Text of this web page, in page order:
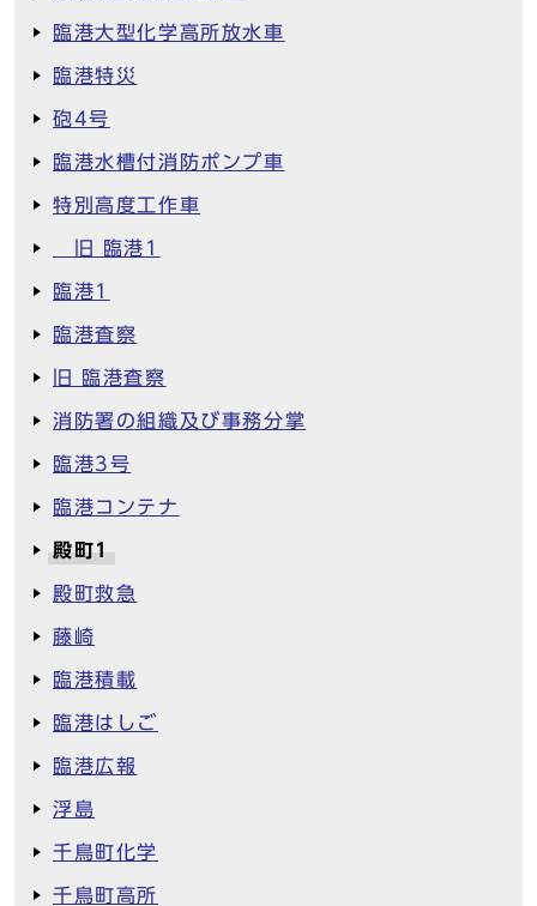
臨港大型化学高所放水車
臨港特災
砲4号
臨港水槽付消防ポンプ車
特別高度工作車
旧 臨港1
臨港1
臨港査察
旧 臨港査察
消防署の組織及び事務分掌
臨港3号
臨港コンテナ
殿町1
殿町救急
藤崎
臨港積載
臨港はしご
臨港広報
浮島
千鳥町化学
千鳥町高所